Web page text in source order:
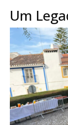
Um